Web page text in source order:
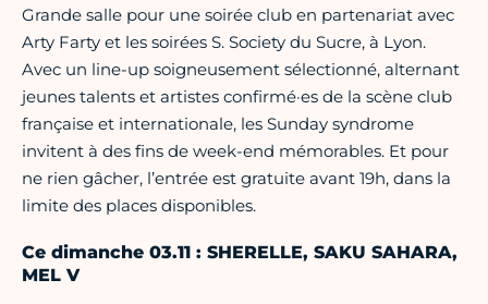
Grande salle pour une soirée club en partenariat avec
Arty Farty et les soirées S. Society du Sucre, à Lyon.
Avec un line-up soigneusement sélectionné, alternant
jeunes talents et artistes confirmé·es de la scène club
française et internationale, les Sunday syndrome
invitent à des fins de week-end mémorables. Et pour
ne rien gâcher, l’entrée est gratuite avant 19h, dans la
limite des places disponibles.
Ce dimanche 03.11 : SHERELLE, SAKU SAHARA,
MEL V